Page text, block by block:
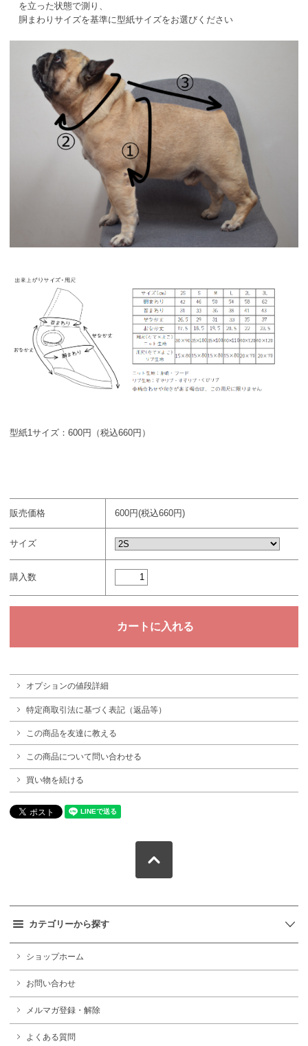
を立った状態で測り、
胴まわりサイズを基準に型紙サイズをお選びください
型紙1サイズ：600円（税込660円）
販売価格 600円(税込660円)
サイズ
購入数
オプションの値段詳細
特定商取引法に基づく表記（返品等）
この商品を友達に教える
この商品について問い合わせる
買い物を続ける
カテゴリーから探す
ショップホーム
お問い合わせ
メルマガ登録・解除
よくある質問